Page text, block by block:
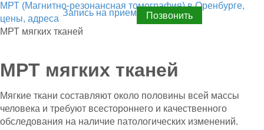
Запись на прием Позвонить
МРТ (Магнитно-резонансная томография) в Оренбурге,
цены, адреса
МРТ мягких тканей
МРТ мягких тканей
Мягкие ткани составляют около половины всей массы
человека и требуют всестороннего и качественного
обследования на наличие патологических изменений.